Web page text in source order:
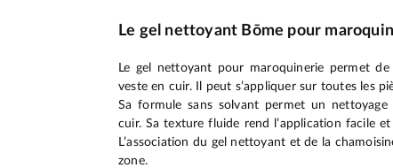
Le gel nettoyant Bōme pour
Le gel nettoyant pour maroquinerie permet
veste en cuir. Il peut s’appliquer sur toutes les
Sa formule sans solvant permet un nettoyage
cuir. Sa texture fluide rend l’application facile
L’association du gel nettoyant et de la
zone.